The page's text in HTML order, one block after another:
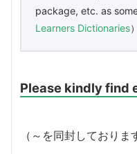
package, etc. as
Learners Dictionaries）
Please kindly find
（～を同封しておりま